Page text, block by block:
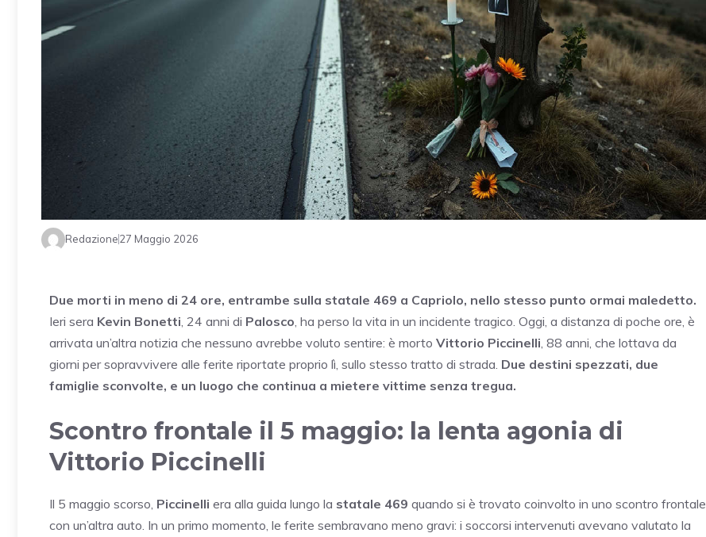
Redazione27 Maggio 2026
Due morti in meno di 24 ore, entrambe sulla statale 469 a Capriolo, nello stesso punto ormai maledetto.
Ieri sera Kevin Bonetti , 24 anni di Palosco , ha perso la vita in un incidente tragico. Oggi, a distanza di poche ore, è
arrivata un’altra notizia che nessuno avrebbe voluto sentire: è morto Vittorio Piccinelli , 88 anni, che lottava da
giorni per sopravvivere alle ferite riportate proprio lì, sullo stesso tratto di strada. Due destini spezzati, due
famiglie sconvolte, e un luogo che continua a mietere vittime senza tregua.
Scontro frontale il 5 maggio: la lenta agonia di
Vittorio Piccinelli
Il 5 maggio scorso, Piccinelli era alla guida lungo la statale 469 quando si è trovato coinvolto in uno scontro frontale
con un’altra auto. In un primo momento, le ferite sembravano meno gravi: i soccorsi intervenuti avevano valutato la